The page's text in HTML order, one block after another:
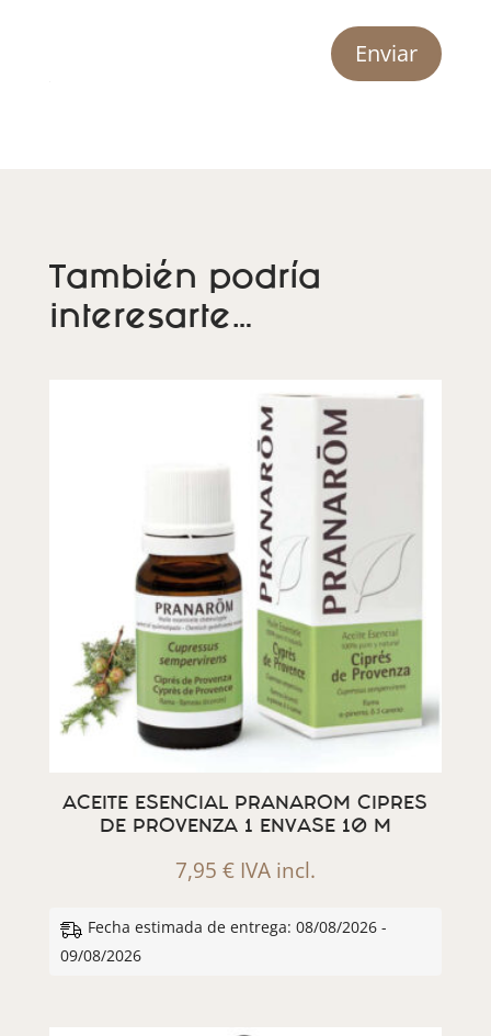
Enviar
También podría
interesarte…
ACEITE ESENCIAL PRANAROM CIPRES
DE PROVENZA 1 ENVASE 10 M
7,95 € IVA incl.
Fecha estimada de entrega: 08/08/2026 -
09/08/2026